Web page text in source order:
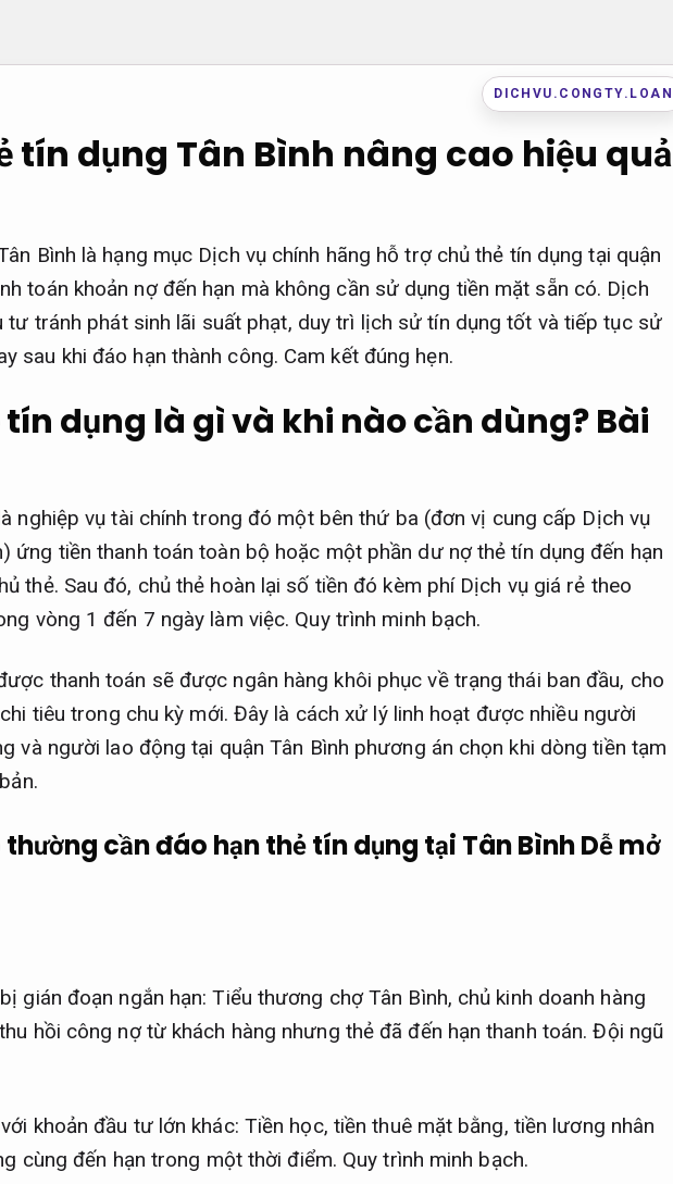
DICHVU.CONGTY.LOAN
tín dụng Tân Bình nâng cao hiệu quả
Bình là hạng mục Dịch vụ chính hãng hỗ trợ chủ thẻ tín dụng tại quận
toán khoản nợ đến hạn mà không cần sử dụng tiền mặt sẵn có. Dịch
tư tránh phát sinh lãi suất phạt, duy trì lịch sử tín dụng tốt và tiếp tục sử
sau khi đáo hạn thành công. Cam kết đúng hẹn.
dụng là gì và khi nào cần dùng?Bài
nghiệp vụ tài chính trong đó một bên thứ ba (đơn vị cung cấp Dịch vụ
ứng tiền thanh toán toàn bộ hoặc một phần dư nợ thẻ tín dụng đến hạn
thẻ. Sau đó, chủ thẻ hoàn lại số tiền đó kèm phí Dịch vụ giá rẻ theo
vòng 1 đến 7 ngày làm việc. Quy trình minh bạch.
thanh toán sẽ được ngân hàng khôi phục về trạng thái ban đầu, cho
tiêu trong chu kỳ mới. Đây là cách xử lý linh hoạt được nhiều người
và người lao động tại quận Tân Bình phương án chọn khi dòng tiền tạm
cần đáo hạn thẻ tín dụng tại Tân BìnhDễ mở
gián đoạn ngắn hạn: Tiểu thương chợ Tân Bình, chủ kinh doanh hàng
hồi công nợ từ khách hàng nhưng thẻ đã đến hạn thanh toán.Đội ngũ
khoản đầu tư lớn khác: Tiền học, tiền thuê mặt bằng, tiền lương nhân
cùng đến hạn trong một thời điểm. Quy trình minh bạch.